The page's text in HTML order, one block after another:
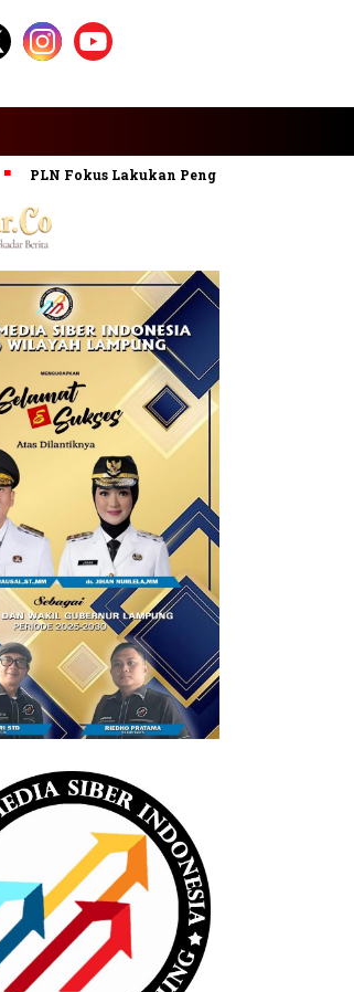
PLN Fokus Lakukan Pengembangan Pembangkit